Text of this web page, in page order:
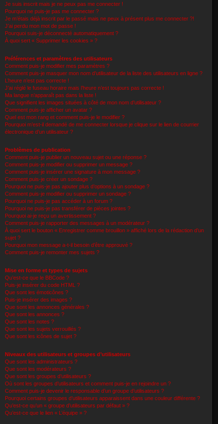
Je suis inscrit mais je ne peux pas me connecter !
Pourquoi ne puis-je pas me connecter ?
Je m’étais déjà inscrit par le passé mais ne peux à présent plus me connecter ?!
J’ai perdu mon mot de passe !
Pourquoi suis-je déconnecté automatiquement ?
À quoi sert « Supprimer les cookies » ?
Préférences et paramètres des utilisateurs
Comment puis-je modifier mes paramètres ?
Comment puis-je masquer mon nom d’utilisateur de la liste des utilisateurs en ligne ?
L’heure n’est pas correcte !
J’ai réglé le fuseau horaire mais l’heure n’est toujours pas correcte !
Ma langue n’apparaît pas dans la liste !
Que signifient les images situées à côté de mon nom d’utilisateur ?
Comment puis-je afficher un avatar ?
Quel est mon rang et comment puis-je le modifier ?
Pourquoi m’est-il demandé de me connecter lorsque je clique sur le lien de courrier
électronique d’un utilisateur ?
Problèmes de publication
Comment puis-je publier un nouveau sujet ou une réponse ?
Comment puis-je modifier ou supprimer un message ?
Comment puis-je insérer une signature à mon message ?
Comment puis-je créer un sondage ?
Pourquoi ne puis-je pas ajouter plus d’options à un sondage ?
Comment puis-je modifier ou supprimer un sondage ?
Pourquoi ne puis-je pas accéder à un forum ?
Pourquoi ne puis-je pas transférer de pièces jointes ?
Pourquoi ai-je reçu un avertissement ?
Comment puis-je rapporter des messages à un modérateur ?
À quoi sert le bouton « Enregistrer comme brouillon » affiché lors de la rédaction d’un
sujet ?
Pourquoi mon message a-t-il besoin d’être approuvé ?
Comment puis-je remonter mes sujets ?
Mise en forme et types de sujets
Qu’est-ce que le BBCode ?
Puis-je insérer du code HTML ?
Que sont les émoticônes ?
Puis-je insérer des images ?
Que sont les annonces générales ?
Que sont les annonces ?
Que sont les notes ?
Que sont les sujets verrouillés ?
Que sont les icônes de sujet ?
Niveaux des utilisateurs et groupes d’utilisateurs
Que sont les administrateurs ?
Que sont les modérateurs ?
Que sont les groupes d’utilisateurs ?
Où sont les groupes d’utilisateurs et comment puis-je en rejoindre un ?
Comment puis-je devenir le responsable d’un groupe d’utilisateurs ?
Pourquoi certains groupes d’utilisateurs apparaissent dans une couleur différente ?
Qu’est-ce qu’un « groupe d’utilisateurs par défaut » ?
Qu’est-ce que le lien « L’équipe » ?